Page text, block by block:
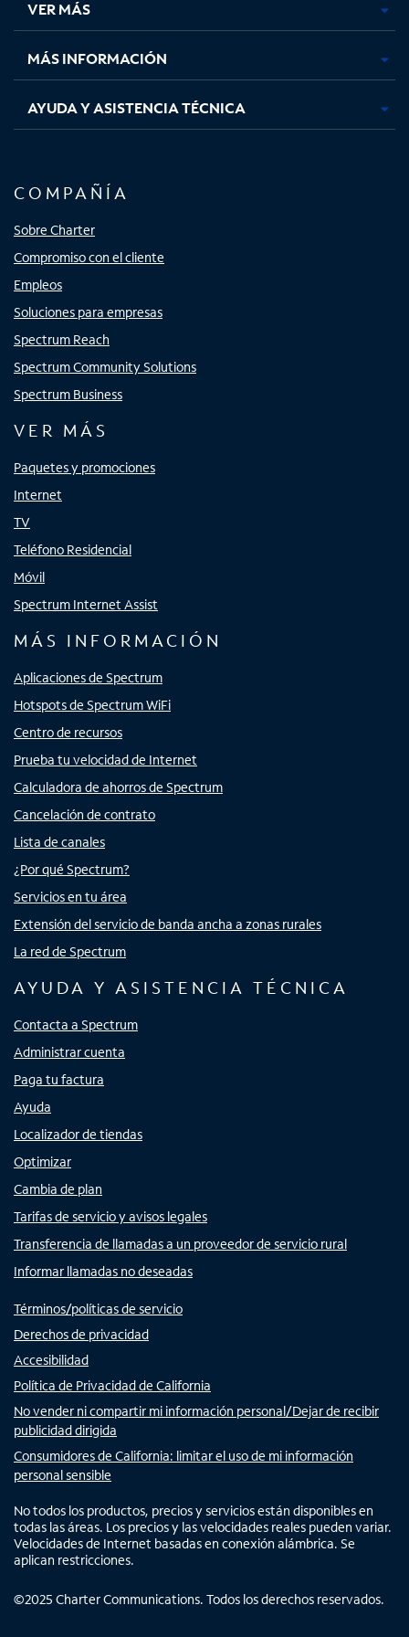
pestaña
nueva
pestaña
nueva
pestaña
nuevanueva
VER MÁS
MÁS INFORMACIÓN
AYUDA Y ASISTENCIA TÉCNICA
COMPAÑÍA
Sobre Charter
Compromiso con el cliente
Empleos
Soluciones para empresas
Spectrum Reach
Spectrum Community Solutions
Spectrum Business
VER MÁS
Paquetes y promociones
Internet
TV
Teléfono Residencial
Móvil
Spectrum Internet Assist
MÁS INFORMACIÓN
Aplicaciones de Spectrum
Hotspots de Spectrum WiFi
Centro de recursos
Prueba tu velocidad de Internet
Calculadora de ahorros de Spectrum
Cancelación de contrato
Lista de canales
¿Por qué Spectrum?
Servicios en tu área
Extensión del servicio de banda ancha a zonas rurales
La red de Spectrum
AYUDA Y ASISTENCIA TÉCNICA
Contacta a Spectrum
Administrar cuenta
Paga tu factura
Ayuda
Localizador de tiendas
Optimizar
Cambia de plan
Tarifas de servicio y avisos legales
Transferencia de llamadas a un proveedor de servicio rural
Informar llamadas no deseadas
Términos/políticas de servicio
Derechos de privacidad
Accesibilidad
Política de Privacidad de California
No vender ni compartir mi información personal/Dejar de recibir
publicidad dirigida
Consumidores de California: limitar el uso de mi información
personal sensible
No todos los productos, precios y servicios están disponibles en
todas las áreas. Los precios y las velocidades reales pueden variar.
Velocidades de Internet basadas en conexión alámbrica. Se
aplican restricciones.
©2025 Charter Communications. Todos los derechos reservados.